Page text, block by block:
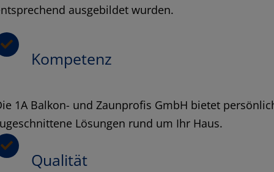
ausgebildet wurden.
Kompetenz
1A Balkon- und Zaunprofis GmbH bietet
Lösungen rund um Ihr Haus.
Qualität